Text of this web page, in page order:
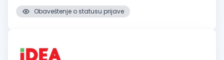
Obaveštenje o statusu prijave